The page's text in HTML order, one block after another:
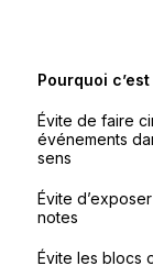
Pourquoi
Évite de faire
événements
sens
Évite
notes
Évite les blocs